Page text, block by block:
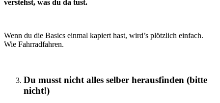
verstehst, was du da tust.
Wenn du die Basics einmal kapiert hast, wird’s plötzlich einfach.
Wie Fahrradfahren.
Du musst nicht alles selber herausfinden (bitte
nicht!)